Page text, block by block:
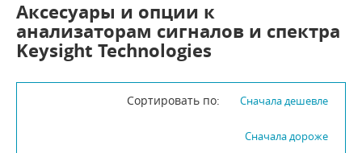
Аксесуары и опции к
анализаторам сигналов и спектра
Keysight Technologies
Сортировать по: Сначала дешевле
Сначала дороже